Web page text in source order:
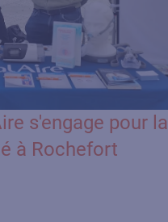
s'engage pour la
à Rochefort